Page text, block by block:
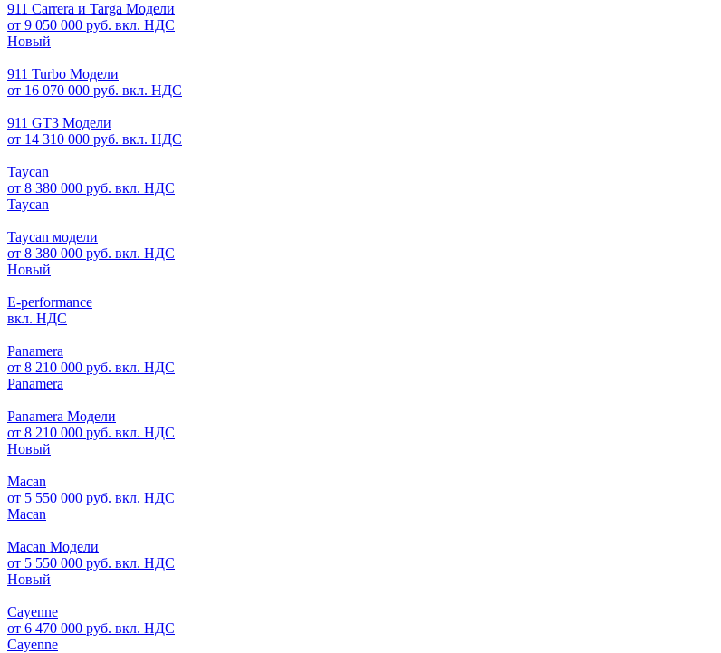
911 Carrera и Targa Модели
от 9 050 000 руб. вкл. НДС
Новый
911 Turbo Модели
от 16 070 000 руб. вкл. НДС
911 GT3 Модели
от 14 310 000 руб. вкл. НДС
Taycan
от 8 380 000 руб. вкл. НДС
Taycan
Taycan модели
от 8 380 000 руб. вкл. НДС
Новый
E-performance
вкл. НДС
Panamera
от 8 210 000 руб. вкл. НДС
Panamera
Panamera Модели
от 8 210 000 руб. вкл. НДС
Новый
Macan
от 5 550 000 руб. вкл. НДС
Macan
Macan Модели
от 5 550 000 руб. вкл. НДС
Новый
Cayenne
от 6 470 000 руб. вкл. НДС
Cayenne